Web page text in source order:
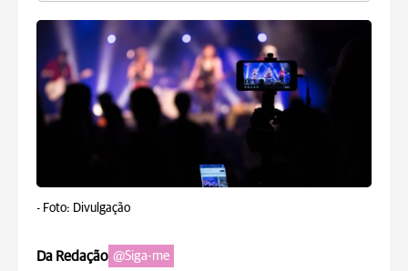
- Foto: Divulgação
Da Redação @Siga-me